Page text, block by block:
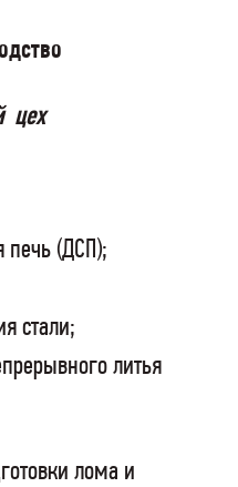
цех
печь (ДСП);
стали;
литья
лома и